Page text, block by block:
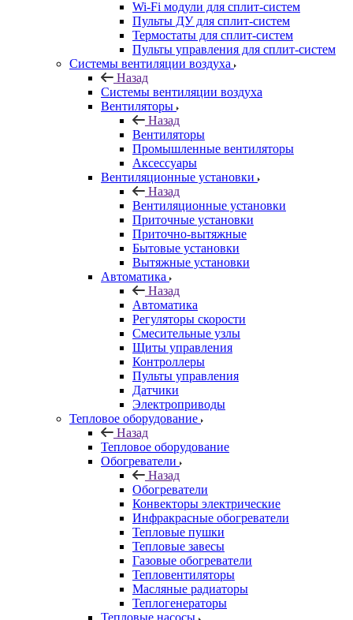
Wi-Fi модули для сплит-систем
Пульты ДУ для сплит-систем
Термостаты для сплит-систем
Пульты управления для сплит-систем
Системы вентиляции воздуха
Назад
Системы вентиляции воздуха
Вентиляторы
Назад
Вентиляторы
Промышленные вентиляторы
Аксессуары
Вентиляционные установки
Назад
Вентиляционные установки
Приточные установки
Приточно-вытяжные
Бытовые установки
Вытяжные установки
Автоматика
Назад
Автоматика
Регуляторы скорости
Смесительные узлы
Щиты управления
Контроллеры
Пульты управления
Датчики
Электроприводы
Тепловое оборудование
Назад
Тепловое оборудование
Обогреватели
Назад
Обогреватели
Конвекторы электрические
Инфракрасные обогреватели
Тепловые пушки
Тепловые завесы
Газовые обогреватели
Тепловентиляторы
Масляные радиаторы
Теплогенераторы
Тепловые насосы